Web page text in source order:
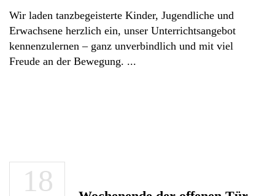
Wir laden tanzbegeisterte Kinder, Jugendliche und
Erwachsene herzlich ein, unser Unterrichtsangebot
kennenzulernen – ganz unverbindlich und mit viel
Freude an der Bewegung.
18